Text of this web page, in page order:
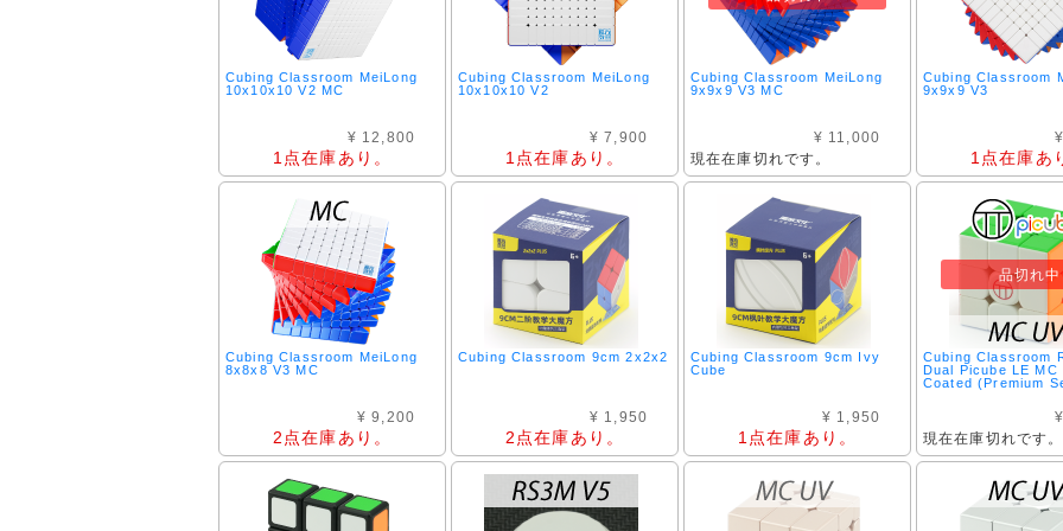
Cubing Classroom MeiLong
10x10x10 V2 MC
¥ 12,800
1点在庫あり。
Cubing Classroom MeiLong
10x10x10 V2
¥ 7,900
1点在庫あり。
Cubing Classroom MeiLong
9x9x9 V3 MC
¥ 11,000
現在在庫切れです。
Cubing Classroom
9x9x9 V3
1点在庫あ
Cubing Classroom MeiLong
8x8x8 V3 MC
¥ 9,200
2点在庫あり。
Cubing Classroom 9cm 2x2x2
¥ 1,950
2点在庫あり。
Cubing Classroom 9cm Ivy
Cube
¥ 1,950
1点在庫あり。
品切れ中
Cubing Classroom
Dual Picube LE MC
Coated (Premium
現在在庫切れです。